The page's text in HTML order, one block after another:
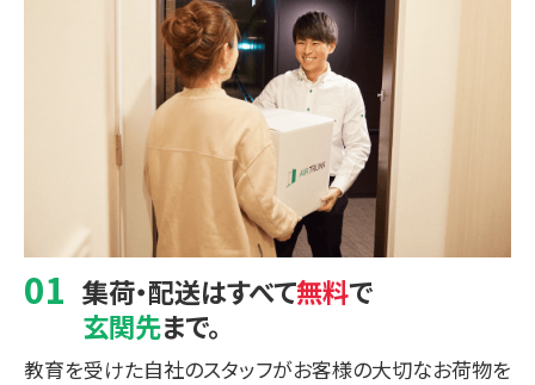
集荷・配送はすべて無料で
玄関先まで。
教育を受けた自社のスタッフがお客様の大切なお荷物を